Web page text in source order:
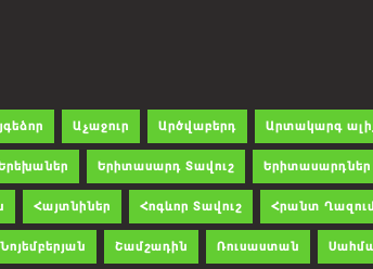
Աչաջուր Արծվաբերդ Արտակարգ
Երիտասարդ Տավուշ Երիտասարդներ
Հայտնիներ Հոգևոր Տավուշ Հրանտ
Նոյեմբերյան Շամշադին Ռուսաստան